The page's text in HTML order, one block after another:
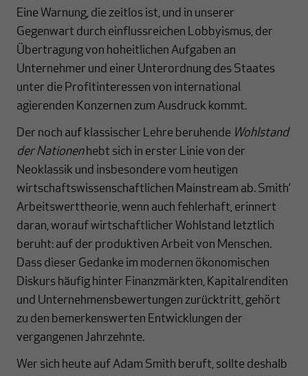
Eine Warnung, die zeitlos ist, und in unserer
Gegenwart durch einflussreichen Lobbyismus, der
Übertragung von hoheitlichen Aufgaben an
Unternehmer und einer Unterordnung des Staates
unter die Profitinteressen von international
agierenden Konzernen zum Ausdruck kommt.
Der noch auf klassischer Lehre beruhende Wohlstand
der Nationenhebt sich in erster Linie von der
Neoklassik und insbesondere vom heutigen
wirtschaftswissenschaftlichen Mainstream ab. Smith‘
Arbeitswerttheorie, wenn auch fehlerhaft, erinnert
daran, worauf wirtschaftlicher Wohlstand letztlich
beruht: auf der produktiven Arbeit von Menschen.
Dass dieser Gedanke im modernen ökonomischen
Diskurs häufig hinter Finanzmärkten, Kapitalrenditen
und Unternehmensbewertungen zurücktritt, gehört
zu den bemerkenswerten Entwicklungen der
vergangenen Jahrzehnte.
Wer sich heute auf Adam Smith beruft, sollte deshalb